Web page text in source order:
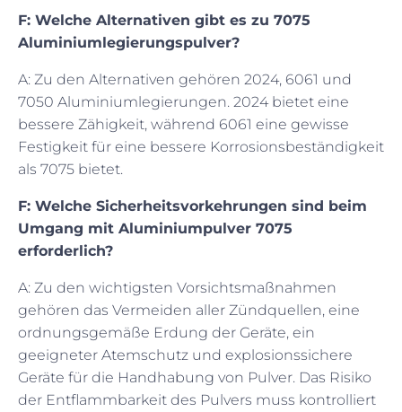
F: Welche Alternativen gibt es zu 7075
Aluminiumlegierungspulver?
A: Zu den Alternativen gehören 2024, 6061 und
7050 Aluminiumlegierungen. 2024 bietet eine
bessere Zähigkeit, während 6061 eine gewisse
Festigkeit für eine bessere Korrosionsbeständigkeit
als 7075 bietet.
F: Welche Sicherheitsvorkehrungen sind beim
Umgang mit Aluminiumpulver 7075
erforderlich?
A: Zu den wichtigsten Vorsichtsmaßnahmen
gehören das Vermeiden aller Zündquellen, eine
ordnungsgemäße Erdung der Geräte, ein
geeigneter Atemschutz und explosionssichere
Geräte für die Handhabung von Pulver. Das Risiko
der Entflammbarkeit des Pulvers muss kontrolliert